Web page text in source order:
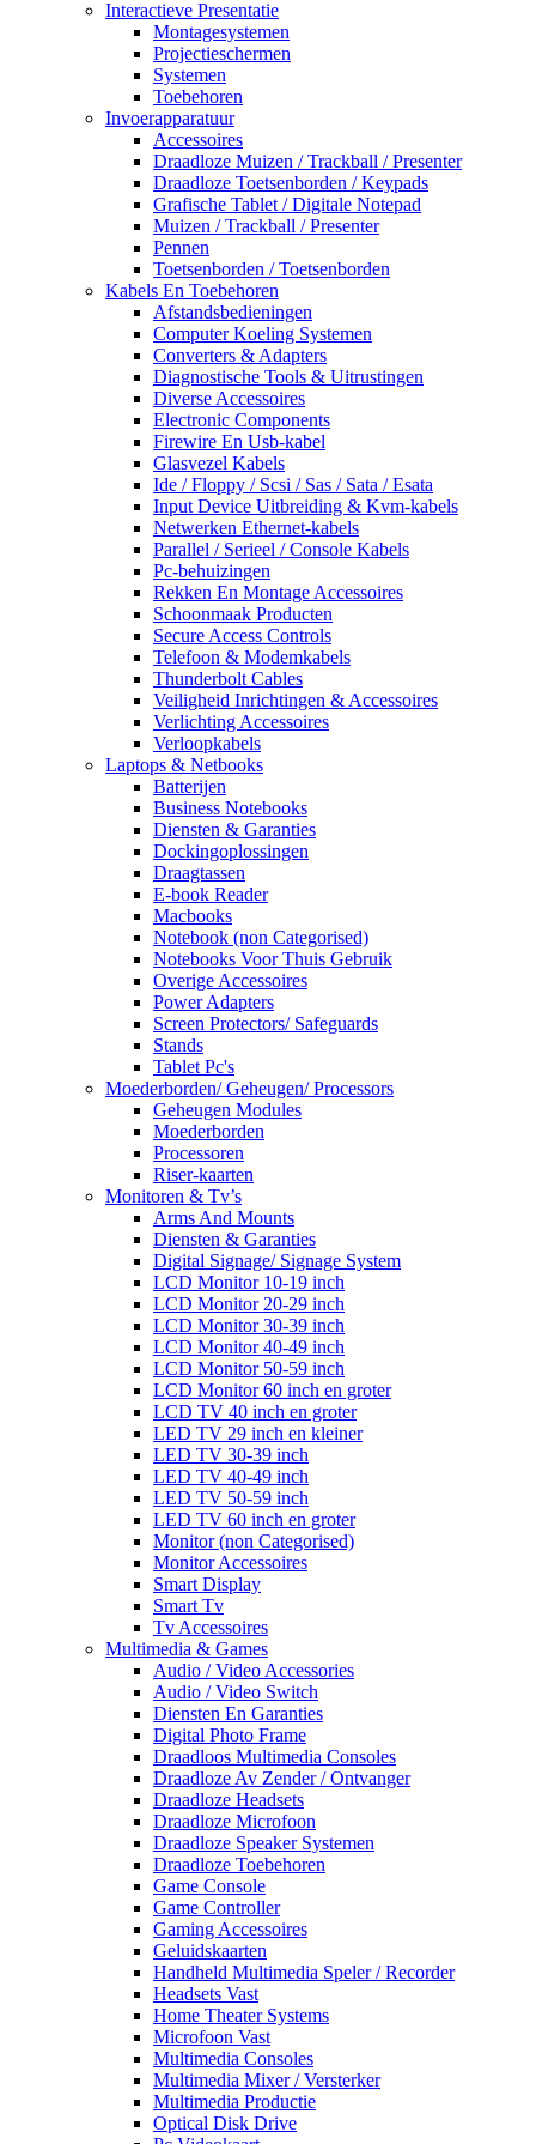
Interactieve Presentatie
Montagesystemen
Projectieschermen
Systemen
Toebehoren
Invoerapparatuur
Accessoires
Draadloze Muizen / Trackball / Presenter
Draadloze Toetsenborden / Keypads
Grafische Tablet / Digitale Notepad
Muizen / Trackball / Presenter
Pennen
Toetsenborden / Toetsenborden
Kabels En Toebehoren
Afstandsbedieningen
Computer Koeling Systemen
Converters & Adapters
Diagnostische Tools & Uitrustingen
Diverse Accessoires
Electronic Components
Firewire En Usb-kabel
Glasvezel Kabels
Ide / Floppy / Scsi / Sas / Sata / Esata
Input Device Uitbreiding & Kvm-kabels
Netwerken Ethernet-kabels
Parallel / Serieel / Console Kabels
Pc-behuizingen
Rekken En Montage Accessoires
Schoonmaak Producten
Secure Access Controls
Telefoon & Modemkabels
Thunderbolt Cables
Veiligheid Inrichtingen & Accessoires
Verlichting Accessoires
Verloopkabels
Laptops & Netbooks
Batterijen
Business Notebooks
Diensten & Garanties
Dockingoplossingen
Draagtassen
E-book Reader
Macbooks
Notebook (non Categorised)
Notebooks Voor Thuis Gebruik
Overige Accessoires
Power Adapters
Screen Protectors/ Safeguards
Stands
Tablet Pc's
Moederborden/ Geheugen/ Processors
Geheugen Modules
Moederborden
Processoren
Riser-kaarten
Monitoren & Tv’s
Arms And Mounts
Diensten & Garanties
Digital Signage/ Signage System
LCD Monitor 10-19 inch
LCD Monitor 20-29 inch
LCD Monitor 30-39 inch
LCD Monitor 40-49 inch
LCD Monitor 50-59 inch
LCD Monitor 60 inch en groter
LCD TV 40 inch en groter
LED TV 29 inch en kleiner
LED TV 30-39 inch
LED TV 40-49 inch
LED TV 50-59 inch
LED TV 60 inch en groter
Monitor (non Categorised)
Monitor Accessoires
Smart Display
Smart Tv
Tv Accessoires
Multimedia & Games
Audio / Video Accessories
Audio / Video Switch
Diensten En Garanties
Digital Photo Frame
Draadloos Multimedia Consoles
Draadloze Av Zender / Ontvanger
Draadloze Headsets
Draadloze Microfoon
Draadloze Speaker Systemen
Draadloze Toebehoren
Game Console
Game Controller
Gaming Accessoires
Geluidskaarten
Handheld Multimedia Speler / Recorder
Headsets Vast
Home Theater Systems
Microfoon Vast
Multimedia Consoles
Multimedia Mixer / Versterker
Multimedia Productie
Optical Disk Drive